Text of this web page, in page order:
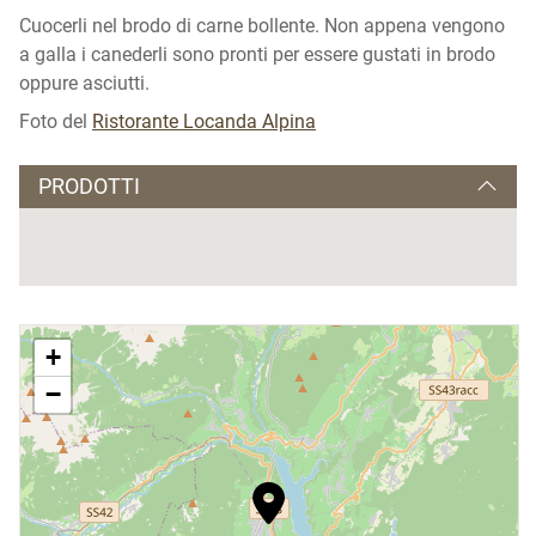
Cuocerli nel brodo di carne bollente. Non appena vengono
a galla i canederli sono pronti per essere gustati in brodo
oppure asciutti.
Foto del Ristorante Locanda Alpina
PRODOTTI
+
−